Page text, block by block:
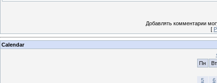
Добавлять комментарии
[
Calendar
Пн
Вт
5 6